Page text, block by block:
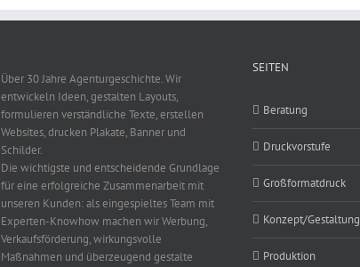
Über 30 Jahre Agenturgeschichte. Wir
entwickeln Ideen, gestalten Layouts,
formulieren verständliche Texte, erstellen
Websites, drucken Plakate, Banner und
Schilder.
Die wichtigste und entscheidende Grundlage
für eine erfolgreiche Zusammenarbeit mit
unseren Kunden: als eingespieltes Team mit
Experten-Knowhow machen wir Werbung,
Verkaufsförderung, wirkungsvolle
Maßnahmen und überzeugend gestalte
SEITEN
Beratung
Druckvorstufe
Großformatdruck
Konzept/Gestaltung
Produktion